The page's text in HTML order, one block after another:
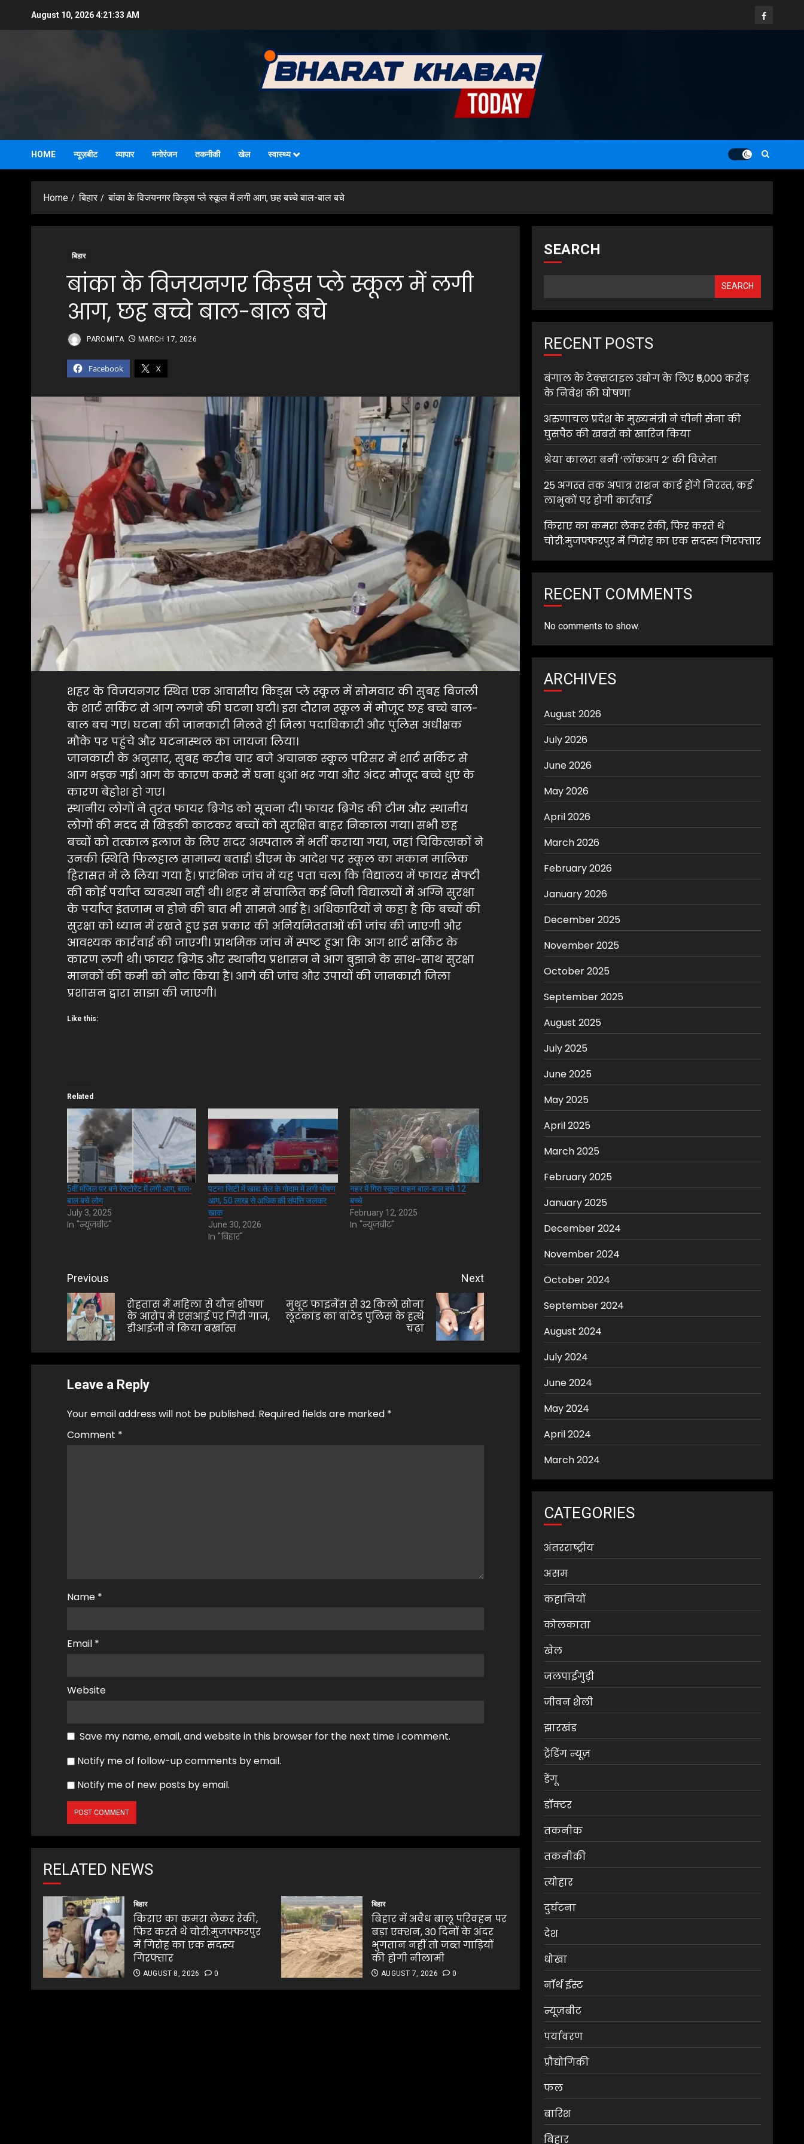
August 10, 20264:21:34 AM Facebook
HOME न्यूज़बीट व्यापार मनोरंजन तकनीकी खेल स्वास्थ्य
Home बिहार बांका के विजयनगर किड्स प्ले स्कूल में लगी आग, छह बच्चे बाल-बाल बचे
बिहार
बांका के विजयनगर किड्स प्ले स्कूल में लगी
आग, छह बच्चे बाल-बाल बचे
Facebook X
PAROMITA MARCH 17, 2026
शहर के विजयनगर स्थित एक आवासीय किड्स प्ले स्कूल में सोमवार की सुबह बिजली
के शार्ट सर्किट से आग लगने की घटना घटी। इस दौरान स्कूल में मौजूद छह बच्चे बाल-
बाल बच गए। घटना की जानकारी मिलते ही जिला पदाधिकारी और पुलिस अधीक्षक
मौके पर पहुंचे और घटनास्थल का जायजा लिया।
जानकारी के अनुसार, सुबह करीब चार बजे अचानक स्कूल परिसर में शार्ट सर्किट से
आग भड़क गई। आग के कारण कमरे में घना धुआं भर गया और अंदर मौजूद बच्चे धुएं के
कारण बेहोश हो गए।
स्थानीय लोगों ने तुरंत फायर ब्रिगेड को सूचना दी। फायर ब्रिगेड की टीम और स्थानीय
लोगों की मदद से खिड़की काटकर बच्चों को सुरक्षित बाहर निकाला गया। सभी छह
बच्चों को तत्काल इलाज के लिए सदर अस्पताल में भर्ती कराया गया, जहां चिकित्सकों ने
उनकी स्थिति फिलहाल सामान्य बताई। डीएम के आदेश पर स्कूल का मकान मालिक
हिरासत में ले लिया गया है। प्रारंभिक जांच में यह पता चला कि विद्यालय में फायर सेफ्टी
की कोई पर्याप्त व्यवस्था नहीं थी। शहर में संचालित कई निजी विद्यालयों में अग्नि सुरक्षा
के पर्याप्त इंतजाम न होने की बात भी सामने आई है। अधिकारियों ने कहा है कि बच्चों की
सुरक्षा को ध्यान में रखते हुए इस प्रकार की अनियमितताओं की जांच की जाएगी और
आवश्यक कार्रवाई की जाएगी। प्राथमिक जांच में स्पष्ट हुआ कि आग शार्ट सर्किट के
कारण लगी थी। फायर ब्रिगेड और स्थानीय प्रशासन ने आग बुझाने के साथ-साथ सुरक्षा
मानकों की कमी को नोट किया है। आगे की जांच और उपायों की जानकारी जिला
प्रशासन द्वारा साझा की जाएगी।
Like this:
Related
5वीं मंजिल पर बने रेस्टोरेंट में लगी आग, बाल-
बाल बचे लोग
July 3, 2025
In "न्यूज़बीट"
पटना सिटी में खाद्य तेल के गोदाम में लगी भीषण
आग, 50 लाख से अधिक की संपत्ति जलकर
खाक
June 30, 2026
In "बिहार"
नहर में गिरा स्कूल वाहन बाल-बाल बचे 12
बच्चे
February 12, 2025
In "न्यूज़बीट"
Post
navigation
Previous
Previous
रोहतास में महिला से यौन शोषण
के आरोप में एसआई पर गिरी गाज,
डीआईजी ने किया बर्खास्त
Next
Next
मुथूट फाइनेंस से 32 किलो सोना
लूटकांड का वांटेड पुलिस के हत्थे
चढ़ा
Leave a Reply
Your email address will not be published. Required fields are marked *
Comment *
Name *
Email *
Website
Save my name, email, and website in this browser for the next time I comment.
Notify me of follow-up comments by email.
Notify me of new posts by email.
RELATED NEWS
बिहार
किराए का कमरा लेकर रेकी,
फिर करते थे चोरी:मुजफ्फरपुर
में गिरोह का एक सदस्य
गिरफ्तार
AUGUST 8, 2026 0
बिहार
बिहार में अवैध बालू परिवहन पर
बड़ा एक्शन, 30 दिनों के अंदर
भुगतान नहीं तो जब्त गाड़ियों
की होगी नीलामी
AUGUST 7, 2026 0
SEARCH
SEARCH
RECENT POSTS
बंगाल के टेक्सटाइल उद्योग के लिए ₹5,000 करोड़
के निवेश की घोषणा
अरुणाचल प्रदेश के मुख्यमंत्री ने चीनी सेना की
घुसपैठ की खबरों को खारिज किया
श्रेया कालरा बनीं ‘लॉकअप 2’ की विजेता
25 अगस्त तक अपात्र राशन कार्ड होंगे निरस्त, कई
लाभुकों पर होगी कार्रवाई
किराए का कमरा लेकर रेकी, फिर करते थे
चोरी:मुजफ्फरपुर में गिरोह का एक सदस्य गिरफ्तार
RECENT COMMENTS
No comments to show.
ARCHIVES
August 2026
July 2026
June 2026
May 2026
April 2026
March 2026
February 2026
January 2026
December 2025
November 2025
October 2025
September 2025
August 2025
July 2025
June 2025
May 2025
April 2025
March 2025
February 2025
January 2025
December 2024
November 2024
October 2024
September 2024
August 2024
July 2024
June 2024
May 2024
April 2024
March 2024
CATEGORIES
अंतरराष्ट्रीय
असम
कहानियों
कोलकाता
खेल
जलपाईगुड़ी
जीवन शैली
झारखंड
ट्रेंडिंग न्यूज़
डेंगू
डॉक्टर
तकनीक
तकनीकी
त्योहार
दुर्घटना
देश
धोखा
नॉर्थ ईस्ट
न्यूज़बीट
पर्यावरण
प्रौद्योगिकी
फल
बारिश
बिहार